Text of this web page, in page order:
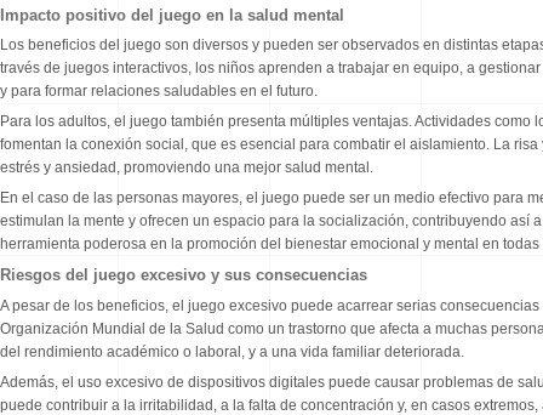
Impacto positivo del juego en la salud mental
Los beneficios del juego son diversos y pueden ser observados en distintas
través de juegos interactivos, los niños aprenden a trabajar en equipo, a
y para formar relaciones saludables en el futuro.
Para los adultos, el juego también presenta múltiples ventajas. Actividades
fomentan la conexión social, que es esencial para combatir el aislamiento. La
estrés y ansiedad, promoviendo una mejor salud mental.
En el caso de las personas mayores, el juego puede ser un medio efectivo para
estimulan la mente y ofrecen un espacio para la socialización, contribuyendo
herramienta poderosa en la promoción del bienestar emocional y mental en
Riesgos del juego excesivo y sus consecuencias
A pesar de los beneficios, el juego excesivo puede acarrear serias
Organización Mundial de la Salud como un trastorno que afecta a muchas
del rendimiento académico o laboral, y a una vida familiar deteriorada.
Además, el uso excesivo de dispositivos digitales puede causar problemas de
puede contribuir a la irritabilidad, a la falta de concentración y, en casos